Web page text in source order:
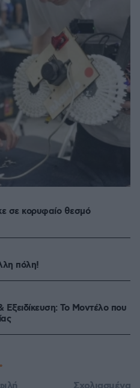
σε κορυφαίο θεσμό
πόλη!
Το Mοντέλο που